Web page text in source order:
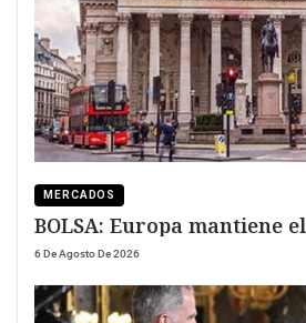
MERCADOS
BOLSA: Europa mantiene
6 De Agosto De 2026